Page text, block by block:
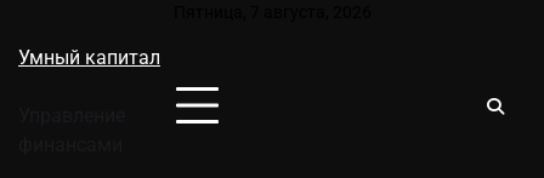
содержимому
Умный капитал